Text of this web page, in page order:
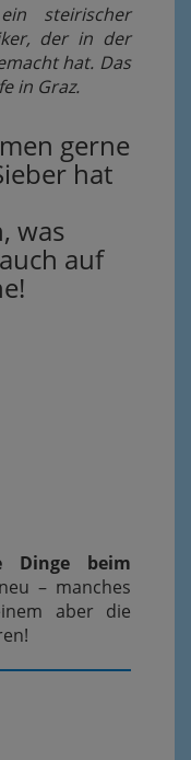
steirischer
der in der
hat. Das
in Graz.
gerne
hat
was
auf
Dinge beim
– manches
aber die